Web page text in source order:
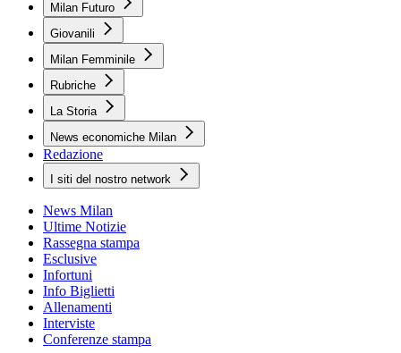
Milan Futuro
Giovanili
Milan Femminile
Rubriche
La Storia
News economiche Milan
Redazione
I siti del nostro network
News Milan
Ultime Notizie
Rassegna stampa
Esclusive
Infortuni
Info Biglietti
Allenamenti
Interviste
Conferenze stampa